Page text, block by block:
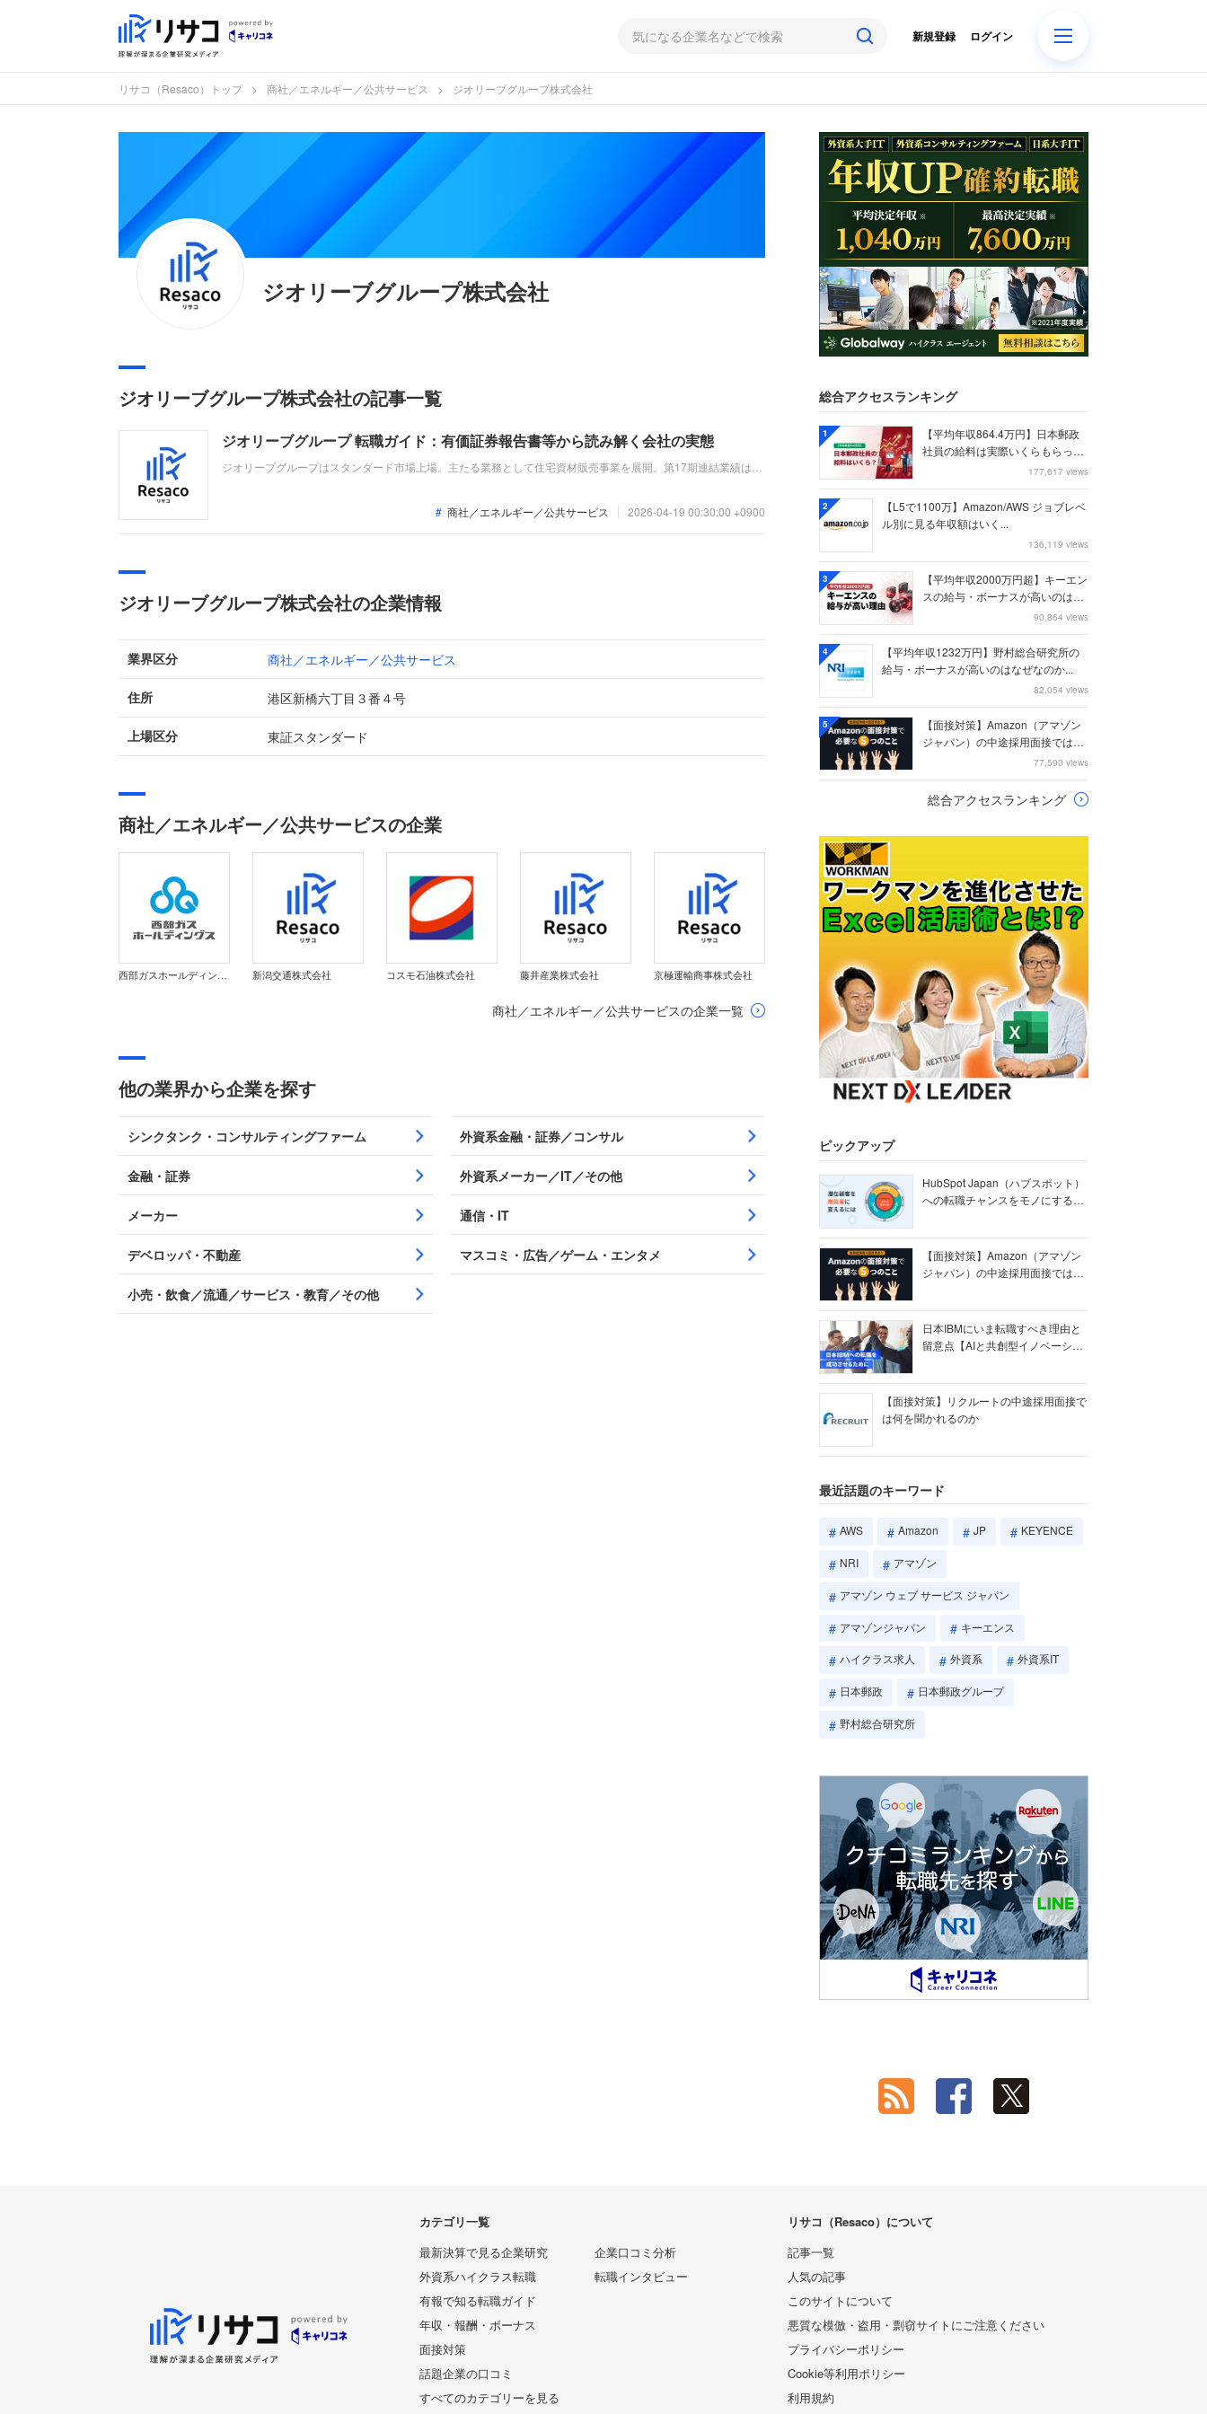
ログイン
新規登録
リサコ（Resaco）トップ 商社／エネルギー／公共サービス ジオリーブグループ株式会社
ジオリーブグループ株式会社
ジオリーブグループ株式会社の記事一覧
ジオリーブグループ 転職ガイド：有価証券報告書等から読み解く会社の実態
ジオリーブグループはスタンダード市場上場。主たる業務として住宅資材販売事業を展開。第17期連結業績は、
商社／エネルギー／公共サービス 2026-04-19 00:30:00 +0900
ジオリーブグループ株式会社の企業情報
業界区分 商社／エネルギー／公共サービス
住所 港区新橋六丁目３番４号
上場区分 東証スタンダード
商社／エネルギー／公共サービスの企業
西部ガスホールディングス株式会社 新潟交通株式会社 コスモ石油株式会社 藤井産業株式会社 京極運輸商事株式会社
商社／エネルギー／公共サービスの企業一覧
他の業界から企業を探す
シンクタンク・コンサルティングファーム 外資系金融・証券／コンサル
金融・証券 外資系メーカー／IT／その他
メーカー 通信・IT
デベロッパ・不動産 マスコミ・広告／ゲーム・エンタメ
小売・飲食／流通／サービス・教育／その他
総合アクセスランキング
1
【平均年収864.4万円】日本郵政
社員の給料は実際いくらもらって
177,617 views
2
【L5で1100万】Amazon/AWS ジョブレベ
ル別に見る年収額はいく...
136,119 views
3
【平均年収2000万円超】キーエン
スの給与・ボーナスが高いのはな
90,864 views
4
【平均年収1232万円】野村総合研究所の
給与・ボーナスが高いのはなぜなのか...
82,054 views
5
【面接対策】Amazon（アマゾン
ジャパン）の中途採用面接では何
77,590 views
総合アクセスランキング
ピックアップ
HubSpot Japan（ハブスポット）
への転職チャンスをモノにする
【面接対策】Amazon（アマゾン
ジャパン）の中途採用面接では何
日本IBMにいま転職すべき理由と
留意点【AIと共創型イノベーショ
【面接対策】リクルートの中途採用面接で
は何を聞かれるのか
最近話題のキーワード
AWS Amazon JP KEYENCE
NRI アマゾン
アマゾン ウェブ サービス ジャパン
アマゾンジャパン キーエンス
ハイクラス求人 外資系 外資系IT
日本郵政 日本郵政グループ
野村総合研究所
カテゴリ一覧
最新決算で見る企業研究
外資系ハイクラス転職
有報で知る転職ガイド
年収・報酬・ボーナス
面接対策
話題企業の口コミ
企業口コミ分析
転職インタビュー
すべてのカテゴリーを見る
リサコ（Resaco）について
記事一覧
人気の記事
このサイトについて
悪質な模倣・盗用・剽窃サイトにご注意ください
プライバシーポリシー
Cookie等利用ポリシー
利用規約